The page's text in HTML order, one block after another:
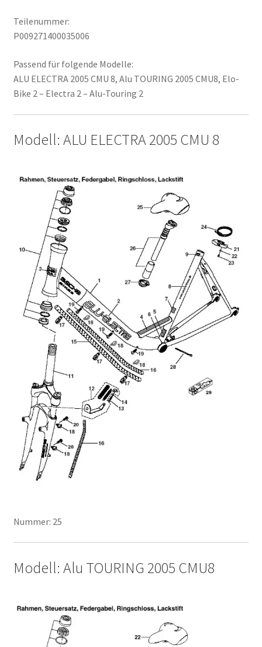
Teilenummer:
P009271400035006
Passend für folgende Modelle:
ALU ELECTRA 2005 CMU 8, Alu TOURING 2005 CMU8, Elo-
Bike 2 – Electra 2 – Alu-Touring 2
Modell: ALU ELECTRA 2005 CMU 8
Nummer: 25
Modell: Alu TOURING 2005 CMU8